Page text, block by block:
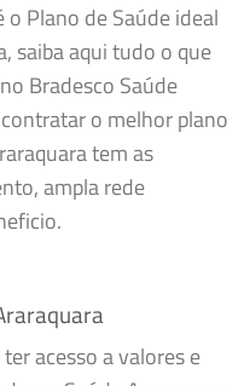
o Plano de Saúde ideal
saiba aqui tudo o que
Bradesco Saúde
o melhor plano
tem as
ampla rede
acesso a valores e